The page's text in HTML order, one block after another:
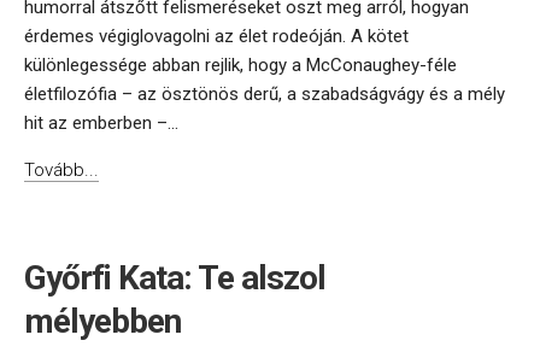
humorral átszőtt felismeréseket oszt meg arról, hogyan
érdemes végiglovagolni az élet rodeóján. A kötet
különlegessége abban rejlik, hogy a McConaughey-féle
életfilozófia – az ösztönös derű, a szabadságvágy és a mély
hit az emberben –...
Tovább...
Győrfi Kata: Te alszol
mélyebben